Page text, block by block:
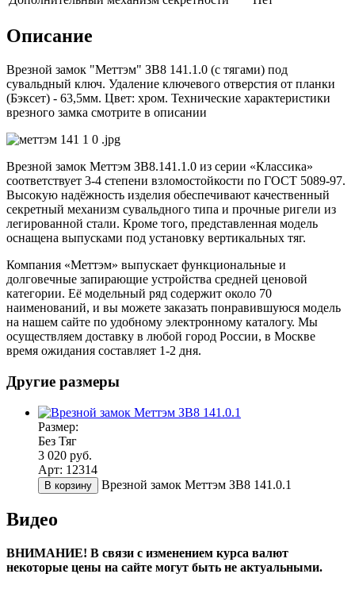
Описание
Врезной замок "Меттэм" ЗВ8 141.1.0 (с тягами) под
сувальдный ключ. Удаление ключевого отверстия от планки
(Бэксет) - 63,5мм. Цвет: хром. Технические характеристики
врезного замка смотрите в описании
Врезной замок Меттэм ЗВ8.141.1.0 из серии «Классика»
соответствует 3-4 степени взломостойкости по ГОСТ 5089-97.
Высокую надёжность изделия обеспечивают качественный
секретный механизм сувальдного типа и прочные ригели из
легированной стали. Кроме того, представленная модель
оснащена выпусками под установку вертикальных тяг.
Компания «Меттэм» выпускает функциональные и
долговечные запирающие устройства средней ценовой
категории. Её модельный ряд содержит около 70
наименований, и вы можете заказать понравившуюся модель
на нашем сайте по удобному электронному каталогу. Мы
осуществляем доставку в любой город России, в Москве
время ожидания составляет 1-2 дня.
Другие размеры
Размер:
Без Тяг
3 020 руб.
Арт: 12314
В корзину Врезной замок Меттэм ЗВ8 141.0.1
Видео
ВНИМАНИЕ! В связи с изменением курса валют
некоторые цены на сайте могут быть не актуальными.